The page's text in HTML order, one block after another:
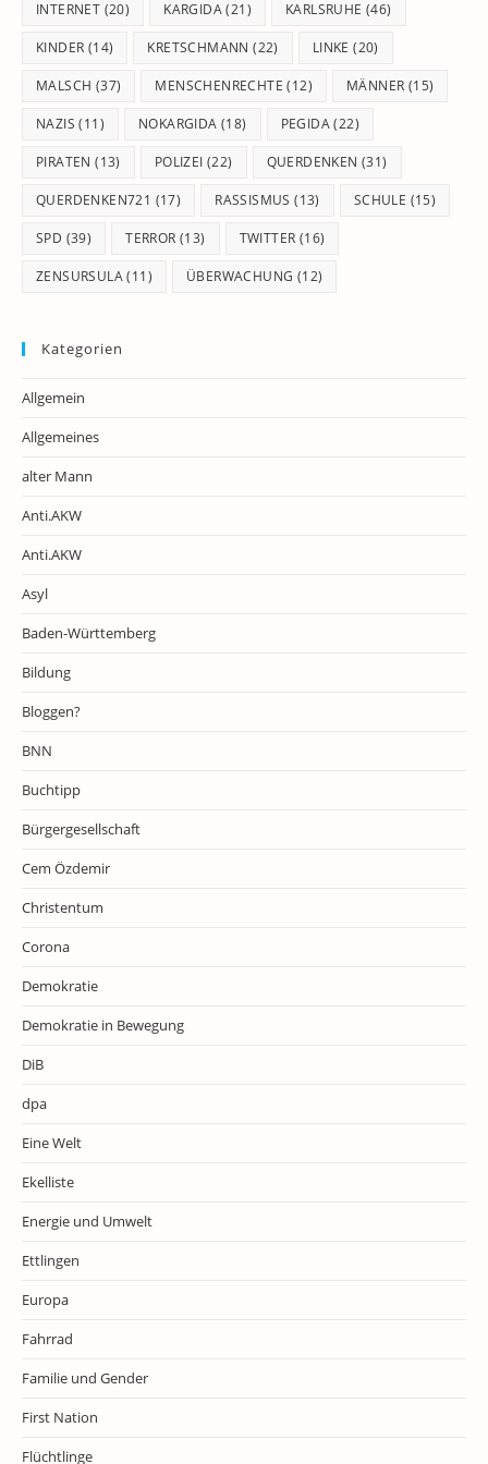
INTERNET (20) KARGIDA(21) KARLSRUHE (46)
KINDER (14) KRETSCHMANN (22) LINKE (20)
MALSCH (37) MENSCHENRECHTE (12) MÄNNER (15)
NAZIS (11) NOKARGIDA (18) PEGIDA(22)
PIRATEN (13) POLIZEI (22) QUERDENKEN (31)
QUERDENKEN721 (17) RASSISMUS (13) SCHULE (15)
SPD (39) TERROR (13) TWITTER (16)
ZENSURSULA(11) ÜBERWACHUNG (12)
Kategorien
Allgemein
Allgemeines
alter Mann
Anti.AKW
Anti.AKW
Asyl
Baden-Württemberg
Bildung
Bloggen?
BNN
Buchtipp
Bürgergesellschaft
Cem Özdemir
Christentum
Corona
Demokratie
Demokratie in Bewegung
DiB
dpa
Eine Welt
Ekelliste
Energie und Umwelt
Ettlingen
Europa
Fahrrad
Familie und Gender
First Nation
Flüchtlinge